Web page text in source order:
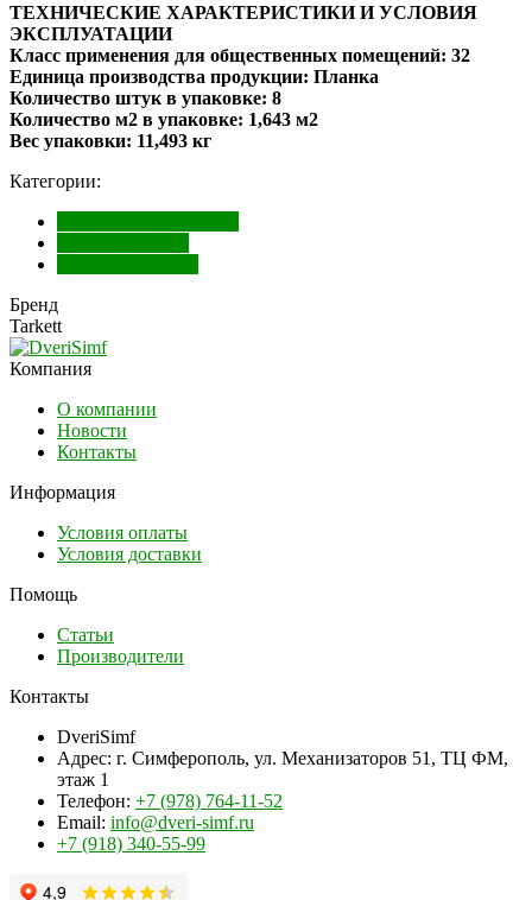
ТЕХНИЧЕСКИЕ ХАРАКТЕРИСТИКИ И УСЛОВИЯ
ЭКСПЛУАТАЦИИ
Класс применения для общественных помещений: 32
Единица производства продукции: Планка
Количество штук в упаковке: 8
Количество м2 в упаковке: 1,643 м2
Вес упаковки: 11,493 кг
Категории:
Бренд
Tarkett
Компания
О компании
Новости
Контакты
Информация
Условия оплаты
Условия доставки
Помощь
Статьи
Производители
Контакты
DveriSimf
Адрес: г. Симферополь, ул. Механизаторов 51, ТЦ ФМ,
этаж 1
Телефон: +7 (978) 764-11-52
Email: info@dveri-simf.ru
+7 (918) 340-55-99